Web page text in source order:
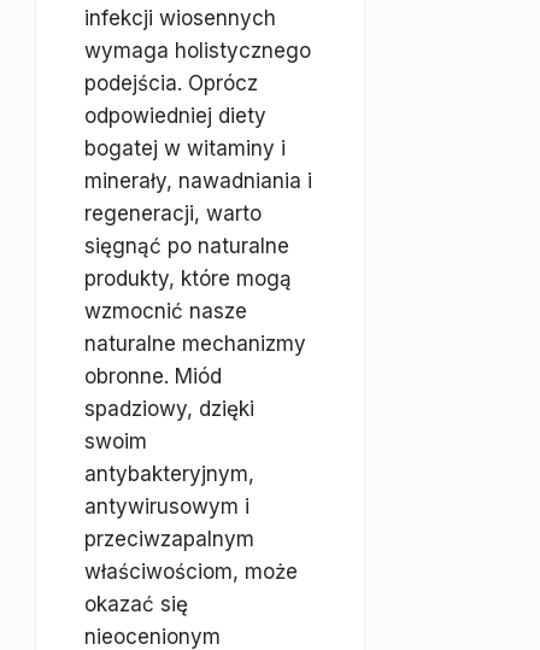
infekcji wiosennych
wymaga holistycznego
podejścia. Oprócz
odpowiedniej diety
bogatej w witaminy i
minerały, nawadniania i
regeneracji, warto
sięgnąć po naturalne
produkty, które mogą
wzmocnić nasze
naturalne mechanizmy
obronne. Miód
spadziowy, dzięki
swoim
antybakteryjnym,
antywirusowym i
przeciwzapalnym
właściwościom, może
okazać się
nieocenionym